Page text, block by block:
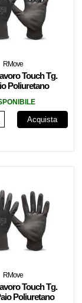
RMove
Touch Tg.
Poliuretano
Acquista
RMove
Touch Tg.
Poliuretano